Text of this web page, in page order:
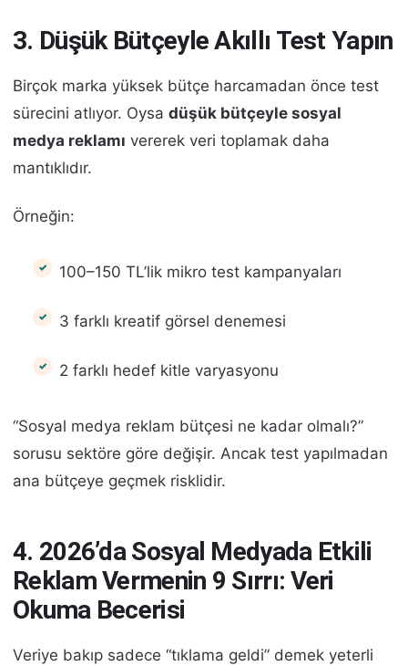
3. Düşük Bütçeyle Akıllı Test Yapın
Birçok marka yüksek bütçe harcamadan önce test
sürecini atlıyor. Oysa düşük bütçeyle sosyal
medya reklamı vererek veri toplamak daha
mantıklıdır.
Örneğin:
100–150 TL’lik mikro test kampanyaları
3 farklı kreatif görsel denemesi
2 farklı hedef kitle varyasyonu
“Sosyal medya reklam bütçesi ne kadar olmalı?”
sorusu sektöre göre değişir. Ancak test yapılmadan
ana bütçeye geçmek risklidir.
4. 2026’da Sosyal Medyada Etkili
Reklam Vermenin 9 Sırrı: Veri
Okuma Becerisi
Veriye bakıp sadece “tıklama geldi” demek yeterli